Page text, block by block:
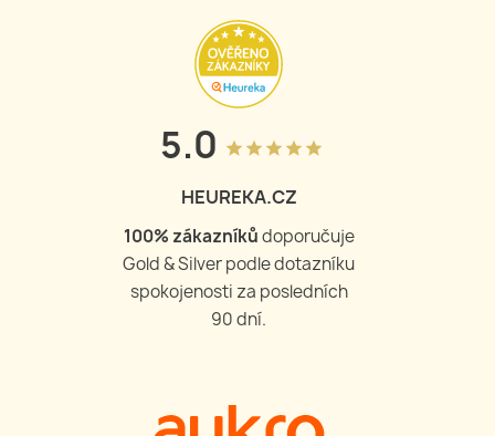
5.0 grade grade grade grade grade
HEUREKA.CZ
100% zákazníkůdoporučuje
Gold & Silver podle dotazníku
spokojenosti za posledních
90 dní.